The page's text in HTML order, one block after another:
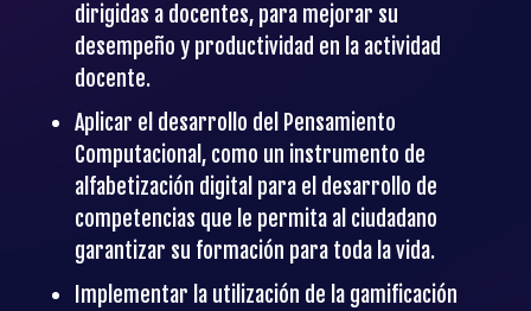
dirigidas a docentes, para mejorar su
desempeño y productividad en la actividad
docente.
Aplicar el desarrollo del Pensamiento
Computacional, como un instrumento de
alfabetización digital para el desarrollo de
competencias que le permita al ciudadano
garantizar su formación para toda la vida.
Implementar la utilización de la gamificación